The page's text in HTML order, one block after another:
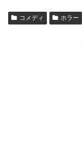
コメディ ホラー